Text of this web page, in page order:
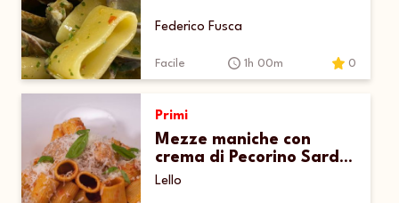
Federico Fusca
Facile 1h 00m 0
Primi
Mezze maniche con
crema di Pecorino Sardo
Maturo DOP e tartare di
Lello